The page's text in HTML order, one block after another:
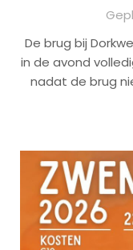
De brug bij
in de avond
nadat de brug